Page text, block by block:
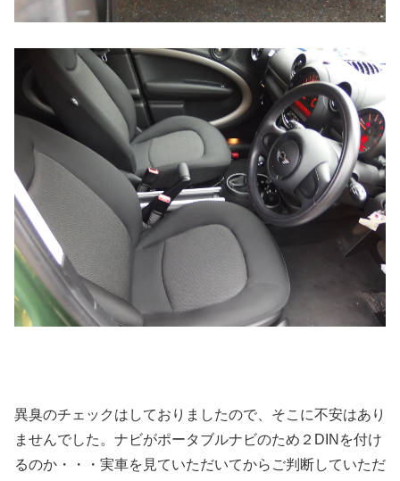
異臭のチェックはしておりましたので、そこに不安はあり
ませんでした。ナビがポータブルナビのため２DINを付け
るのか・・・実車を見ていただいてからご判断していただ